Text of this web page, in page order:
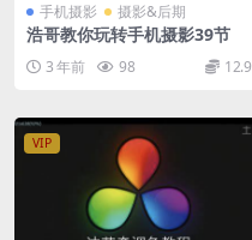
手机摄影 摄影&后期
浩哥教你玩转手机摄影39节
3 年前 98 12.9
VIP